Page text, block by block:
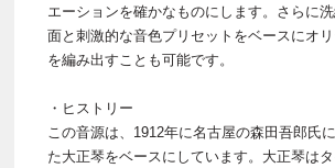
エーションを確かなものにします。さらに
面と刺激的な音色プリセットをベースにオ
を編み出すことも可能です。
・ヒストリー
この音源は、1912年に名古屋の森田吾郎氏
た大正琴をベースにしています。大正琴は